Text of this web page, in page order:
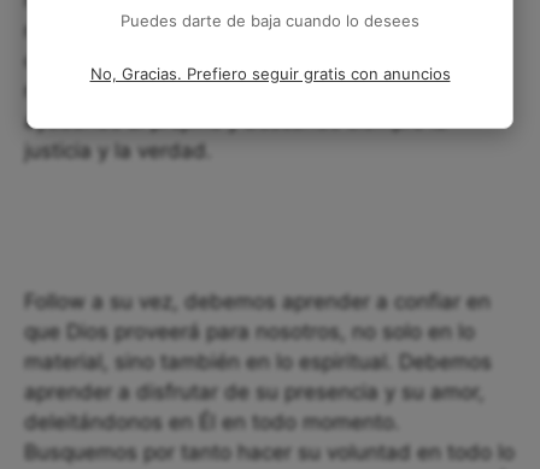
momento, cultivar una vida de oración y de
nuestra relación con los demás, amando y
ayudando al prójimo y buscando siempre la
justicia y la verdad.
Follow a su vez, debemos aprender a confiar en
que Dios proveerá para nosotros, no solo en lo
material, sino también en lo espiritual. Debemos
aprender a disfrutar de su presencia y su amor,
deleitándonos en Él en todo momento.
Busquemos por tanto hacer su voluntad en todo lo
Puedes darte de baja cuando lo desees
No, Gracias. Prefiero seguir gratis con anuncios